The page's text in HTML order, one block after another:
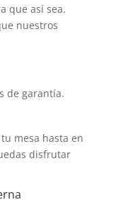
que así sea.
nuestros
de garantía.
mesa hasta en
disfrutar